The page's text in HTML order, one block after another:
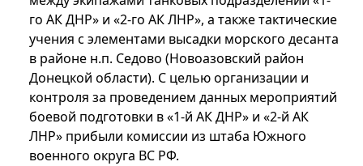
го АК ДНР» и «2-го АК ЛНР», а также тактические
учения с элементами высадки морского десанта
в районе н.п. Седово (Новоазовский район
Донецкой области). С целью организации и
контроля за проведением данных мероприятий
боевой подготовки в «1-й АК ДНР» и «2-й АК
ЛНР» прибыли комиссии из штаба Южного
военного округа ВС РФ.